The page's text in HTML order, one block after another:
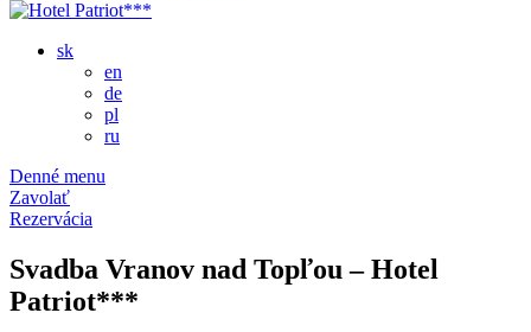
sk
en
de
pl
ru
Denné menu
Zavolať
Rezervácia
Svadba Vranov nad Topľou – Hotel
Patriot***